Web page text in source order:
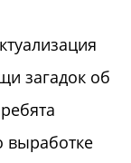
загадок об
выработке